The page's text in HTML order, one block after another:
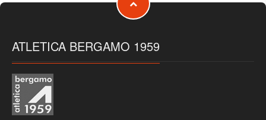
ATLETICA BERGAMO 1959